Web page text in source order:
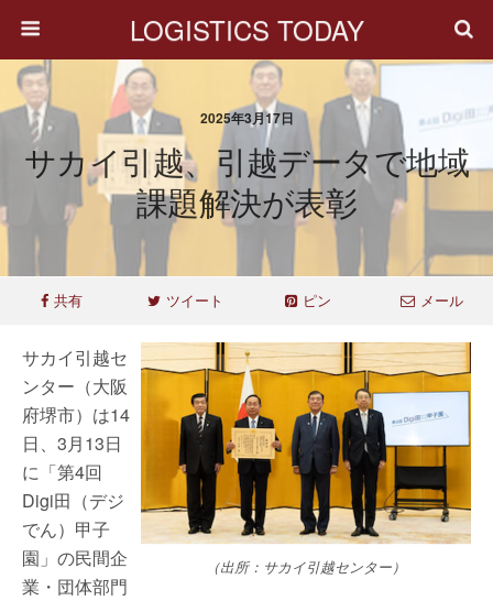
LOGISTICS TODAY
2025年3月17日
サカイ引越、引越データで地域
課題解決が表彰
共有 ツイート ピン メール
（出所：サカイ引越センター）
サカイ引越セ
ンター（大阪
府堺市）は14
日、3月13日
に「第4回
Digi田（デジ
でん）甲子
園」の民間企
業・団体部門